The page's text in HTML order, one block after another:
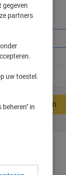
werkdagen
In winkelwagen
gegeven
partners
uw toestel.
in